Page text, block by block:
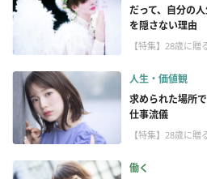
だって、自分の
を隠さない理由
【特集】28歳に贈
人生・価値観
求められた場所
仕事流儀
【特集】28歳に贈
働く